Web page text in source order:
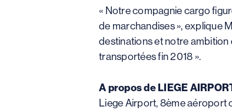
« Notre compagnie cargo
de marchandises », explique
destinations et notre ambition
transportées fin 2018 ».
A propos de LIEGE
Liege Airport, 8ème aéroport